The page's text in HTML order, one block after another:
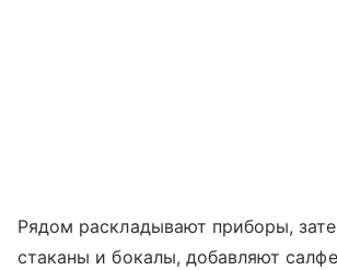
Рядом раскладывают приборы,
стаканы и бокалы, добавляют